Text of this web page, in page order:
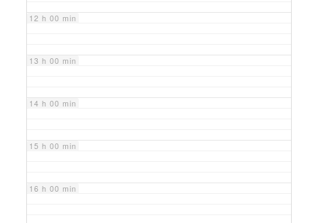
12 h 00 min
13 h 00 min
14 h 00 min
15 h 00 min
16 h 00 min